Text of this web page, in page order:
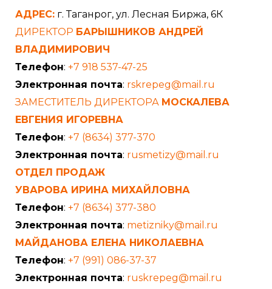
АДРЕС: г. Таганрог, ул. Лесная Биржа, 6К
ДИРЕКТОР БАРЫШНИКОВ АНДРЕЙ
ВЛАДИМИРОВИЧ
Телефон: +7 918 537-47-25
Электронная почта: rskrepeg@mail.ru
ЗАМЕСТИТЕЛЬ ДИРЕКТОРА МОСКАЛЕВА
ЕВГЕНИЯ ИГОРЕВНА
Телефон: +7 (8634) 377-370
Электронная почта: rusmetizy@mail.ru
ОТДЕЛ ПРОДАЖ
УВАРОВА ИРИНА МИХАЙЛОВНА
Телефон: +7 (8634) 377-380
Электронная почта: metizniky@mail.ru
МАЙДАНОВА ЕЛЕНА НИКОЛАЕВНА
Телефон: +7 (991) 086-37-37
Электронная почта: ruskrepeg@mail.ru